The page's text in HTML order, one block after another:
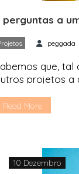
perguntas a
peggada
que, tal
projetos a
move e o que
utiliza […]
Read More
10 Dezembro